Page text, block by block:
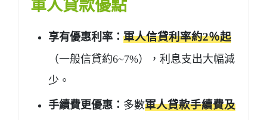
軍人貸款優點
享有優惠利率： 軍人信貸利率約2％起
（一般信貸約6~7%），利息支出大幅減
少。
手續費更優惠： 多數軍人貸款手續費及